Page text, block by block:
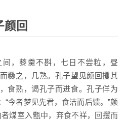
颜回
，藜羹不斟，七日不尝粒，昼
爨之，几熟。孔子望见颜回攫其
食熟，谒孔子而进食。孔子佯为
“今者梦见先君，食洁而后馈。”颜
者煤室入甑中，弃食不祥，回攫而